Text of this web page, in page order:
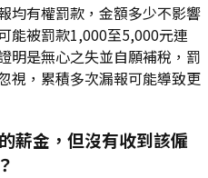
均有權罰款，金額多少不影響
能被罰款1,000至5,000元連
明是無心之失並自願補稅，罰
視，累積多次漏報可能導致更
薪金，但沒有收到該僱